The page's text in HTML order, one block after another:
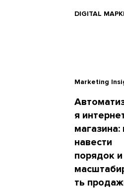
DIGITAL
Marketing
я
магазина:
навести
порядок и
ть